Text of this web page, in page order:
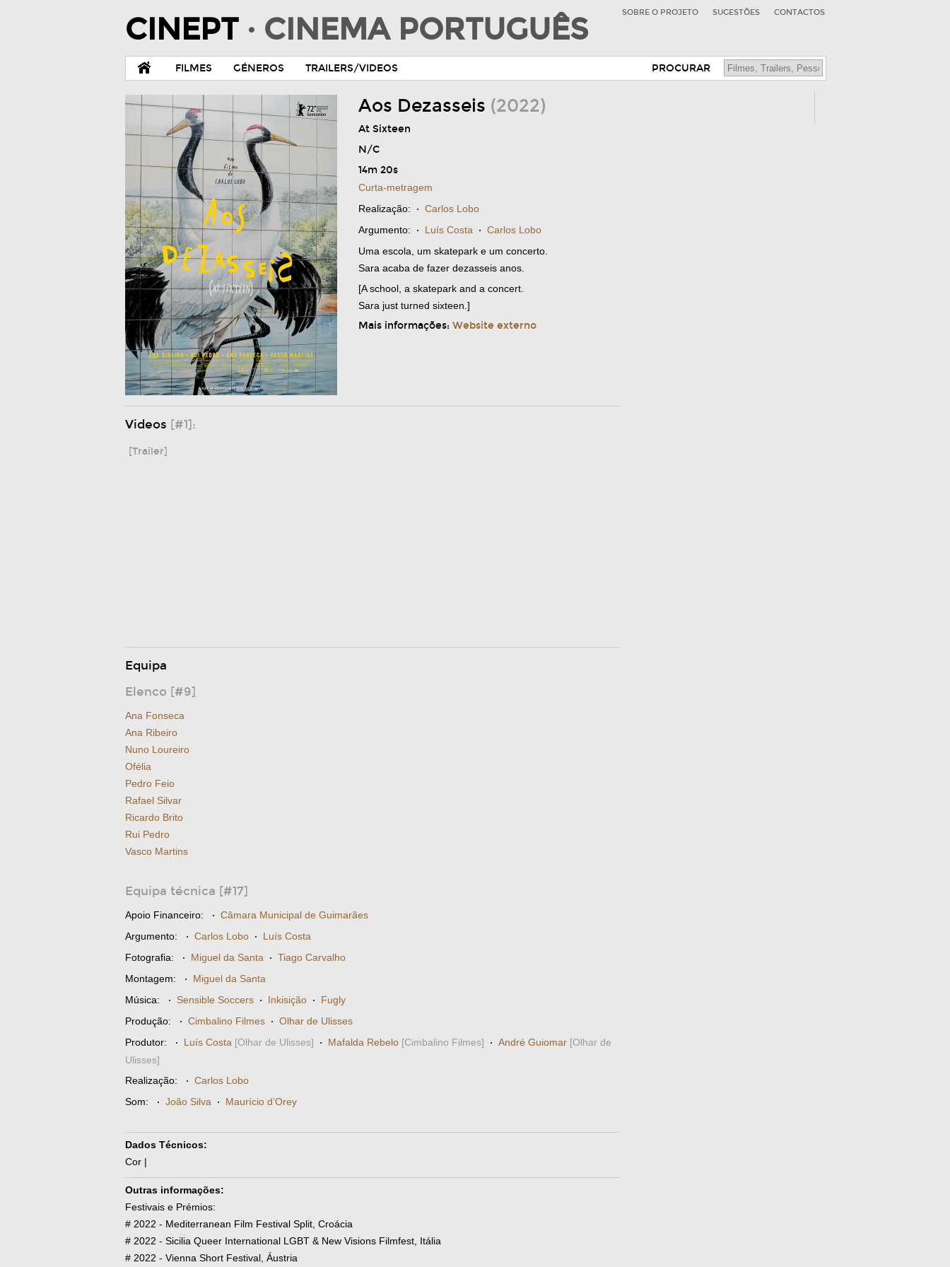
CINEPT · CINEMA PORTUGUÊS SOBRE O PROJETO SUGESTÕES CONTACTOS
FILMES GÉNEROS TRAILERS/VIDEOS PROCURAR
Aos Dezasseis (2022)
At Sixteen
N/C
14m 20s
Curta-metragem
Realização: · Carlos Lobo
Argumento: · Luís Costa · Carlos Lobo
Uma escola, um skatepark e um concerto.
Sara acaba de fazer dezasseis anos.
[A school, a skatepark and a concert.
Sara just turned sixteen.]
Mais informações: Website externo
Videos [#1]:
[Trailer]
Equipa
Elenco [#9]
Ana Fonseca
Ana Ribeiro
Nuno Loureiro
Ofélia
Pedro Feio
Rafael Silvar
Ricardo Brito
Rui Pedro
Vasco Martins
Equipa técnica [#17]
Apoio Financeiro: · Câmara Municipal de Guimarães
Argumento: · Carlos Lobo · Luís Costa
Fotografia: · Miguel da Santa · Tiago Carvalho
Montagem: · Miguel da Santa
Música: · Sensible Soccers · Inkisição · Fugly
Produção: · Cimbalino Filmes · Olhar de Ulisses
Produtor: · Luís Costa [Olhar de Ulisses] · Mafalda Rebelo [Cimbalino Filmes] · André Guiomar [Olhar de
Ulisses]
Realização: · Carlos Lobo
Som: · João Silva · Maurício d’Orey
Dados Técnicos:
Cor |
Outras informações:
Festivais e Prémios:
# 2022 - Mediterranean Film Festival Split, Croácia
# 2022 - Sicilia Queer International LGBT & New Visions Filmfest, Itália
# 2022 - Vienna Short Festival, Áustria